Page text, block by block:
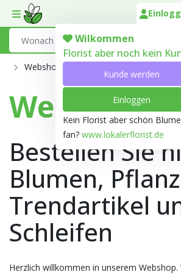
Toggle mobile menu
Wilkommen
Florist aber noch kein
Kunde werden
Einloggen
Kein Florist aber schön
fan? www.lokalerflorist.de
Webshop
Webshop
Bestellen Sie
Blumen,
Trendartikel
Schleifen
Herzlich willkommen in unserem Webshop.